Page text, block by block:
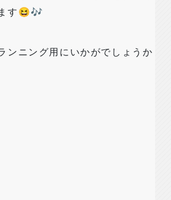
す😆🎶
ンニング用にいかがでしょうか